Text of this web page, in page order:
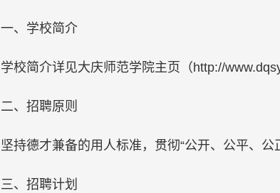
一、学校简介
学校简介详见大庆师范学院主页（http://
二、招聘原则
坚持德才兼备的用人标准，贯彻“公开、公平、公
三、招聘计划